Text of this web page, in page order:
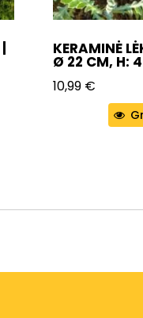
KERAMINĖ
Ø 22 CM, H:
10,99 €